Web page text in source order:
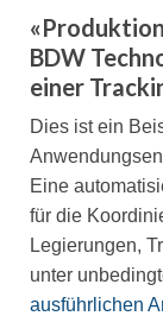
BDW
einer
Dies ist ein
Eine
für die
Legierungen,
unter
ausführlichen